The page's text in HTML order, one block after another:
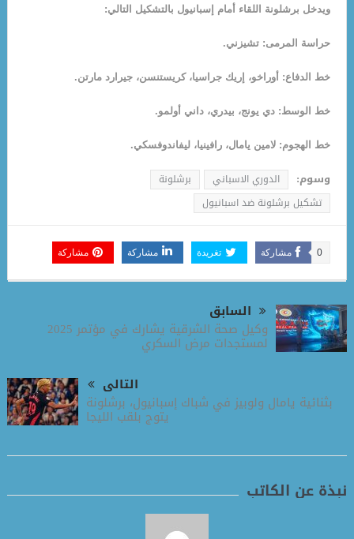
ويدخل برشلونة اللقاء أمام إسبانيول بالتشكيل التالي:
حراسة المرمى: تشيزني.
خط الدفاع: أوراخو، إريك جراسيا، كريستنسن، جيرارد مارتن.
خط الوسط: دي يونج، بيدري، داني أولمو.
خط الهجوم: لامين يامال، رافينيا، ليفاندوفسكي.
وسوم: الدوري الاسباني
برشلونة
تشكيل برشلونة ضد اسبانيول
مشاركة 0 تغريدة مشاركة مشاركة
السابق
وكيل صحة الشرقية يشارك في مؤتمر 2025
لمستجدات مرض السكري
التالى
بثنائية يامال ولوبيز في شباك إسبانيول، برشلونة
يتوج بلقب الليجا
نبذة عن الكاتب